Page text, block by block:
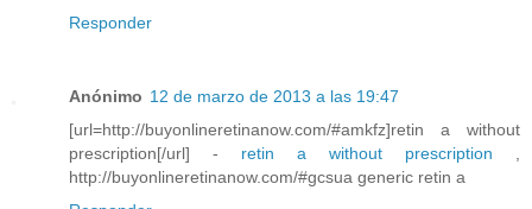
Responder
Anónimo 12 de marzo de 2013 a las 19:47
[url=http://buyonlineretinanow.com/#amkfz]retin a without
prescription[/url] - retin a without prescription
http://buyonlineretinanow.com/#gcsua generic retin a